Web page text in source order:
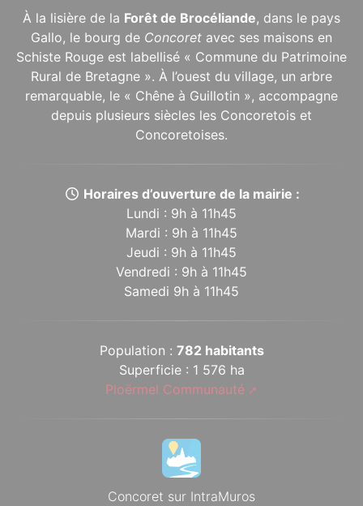
À la lisière de la Forêt de Brocéliande, dans le pays
Gallo, le bourg de Concoret avec ses maisons en
Schiste Rouge est labellisé « Commune du Patrimoine
Rural de Bretagne ». À l’ouest du village, un arbre
remarquable, le « Chêne à Guillotin », accompagne
depuis plusieurs siècles les Concoretois et
Concoretoises.
Horaires d’ouverture de la mairie :
Lundi : 9h à 11h45
Mardi : 9h à 11h45
Jeudi : 9h à 11h45
Vendredi : 9h à 11h45
Samedi 9h à 11h45
Population : 782 habitants
Superficie : 1 576 ha
Ploërmel Communauté
Concoret sur IntraMuros